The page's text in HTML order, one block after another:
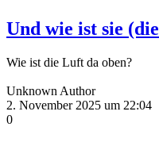
Und wie ist sie
Wie ist die Luft da oben?
Unknown Author
2. November 2025 um 22:04
0